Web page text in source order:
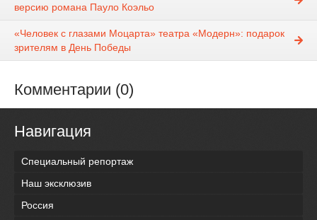
версию романа Пауло Коэльо
«Человек с глазами Моцарта» театра «Модерн»: подарок
зрителям в День Победы
Комментарии (0)
Навигация
Специальный репортаж
Наш эксклюзив
Россия